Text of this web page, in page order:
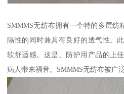
SMMMS无纺布拥有一个特的多层
隔性的同时兼具有良好的透气性。
软舒适感。这是、防护用产品的上
病人带来福音。SMMMS无纺布被广